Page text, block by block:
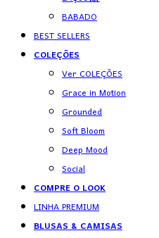
BABADO
BEST SELLERS
COLEÇÕES
Ver COLEÇÕES
Grace in Motion
Grounded
Soft Bloom
Deep Mood
Social
COMPRE O LOOK
LINHA PREMIUM
BLUSAS & CAMISAS